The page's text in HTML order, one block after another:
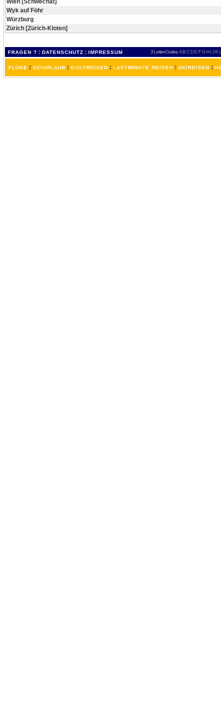
Wyk auf Föhr
Würzburg
Zürich [Zürich-Kloten]
FRAGEN ? : DATENSCHUTZ : IMPRESSUM 3 Letter-Codes ABCDEFGH IJKL
FLÜGE : SKIURLAUB : GOLFREISEN : LASTMINUTE REISEN : SKIREISEN :